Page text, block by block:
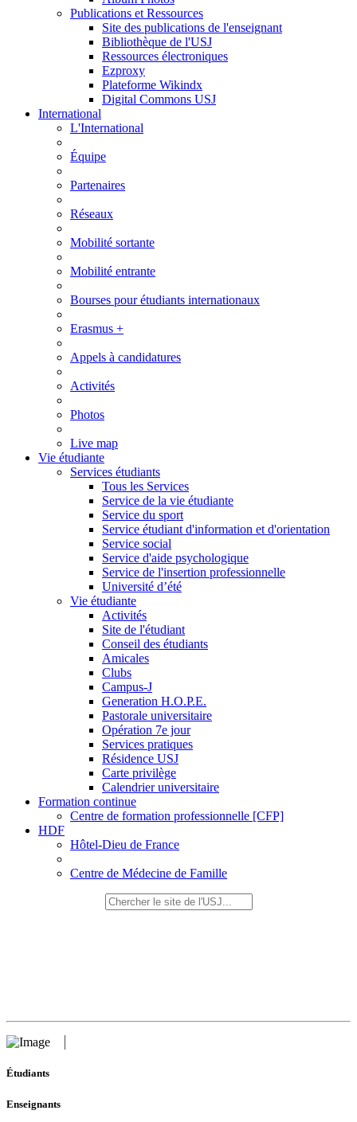
Publications et Ressources
Site des publications de l'enseignant
Bibliothèque de l'USJ
Ressources électroniques
Ezproxy
Plateforme Wikindx
Digital Commons USJ
International
L'International
Équipe
Partenaires
Réseaux
Mobilité sortante
Mobilité entrante
Bourses pour étudiants internationaux
Erasmus +
Appels à candidatures
Activités
Photos
Live map
Vie étudiante
Services étudiants
Tous les Services
Service de la vie étudiante
Service du sport
Service étudiant d'information et d'orientation
Service social
Service d'aide psychologique
Service de l'insertion professionnelle
Université d’été
Vie étudiante
Activités
Site de l'étudiant
Conseil des étudiants
Amicales
Clubs
Campus-J
Generation H.O.P.E.
Pastorale universitaire
Opération 7e jour
Services pratiques
Résidence USJ
Carte privilège
Calendrier universitaire
Formation continue
Centre de formation professionnelle [CFP]
HDF
Hôtel-Dieu de France
Centre de Médecine de Famille
Étudiants
Enseignants